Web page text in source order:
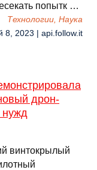
попытк …
Технологии, Наука
8, 2023 | api.follow.it
дрон-
нужд
винтокрылый